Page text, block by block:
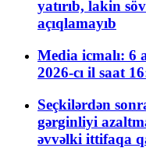
yatırıb, lakin
açıqlamayıb
Media icmalı: 6
2026-cı il saat
Seçkilərdən
gərginliyi
əvvəlki ittifaqa